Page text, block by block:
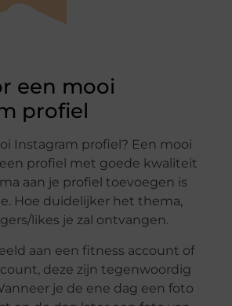
een mooi
profiel
Instagram profiel? Een mooi
profiel met goede kwaliteit
aan je profiel toevoegen is
Hoe duidelijker het thema,
likes je zal ontvangen.
aan een fitness account of
deze zijn tegenwoordig
je de ene dag een foto